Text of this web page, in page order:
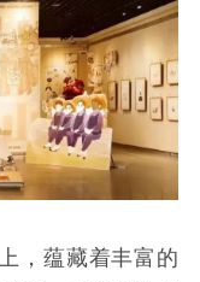
，蕴藏着丰富的